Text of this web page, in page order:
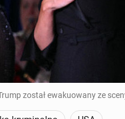
został ewakuowany ze